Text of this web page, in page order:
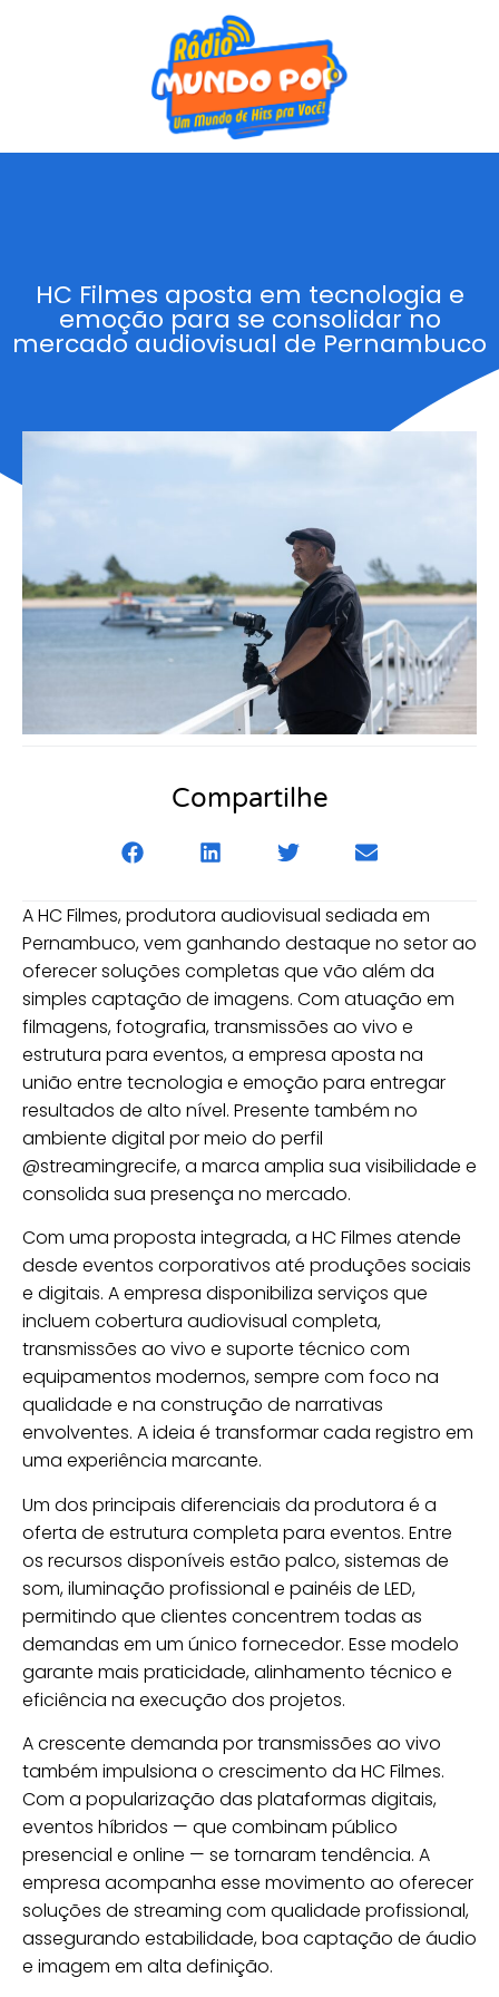
HC Filmes aposta em tecnologia e
emoção para se consolidar no
mercado audiovisual de Pernambuco
Compartilhe
A HC Filmes, produtora audiovisual sediada em
Pernambuco, vem ganhando destaque no setor ao
oferecer soluções completas que vão além da
simples captação de imagens. Com atuação em
filmagens, fotografia, transmissões ao vivo e
estrutura para eventos, a empresa aposta na
união entre tecnologia e emoção para entregar
resultados de alto nível. Presente também no
ambiente digital por meio do perfil
@streamingrecife, a marca amplia sua visibilidade e
consolida sua presença no mercado.
Com uma proposta integrada, a HC Filmes atende
desde eventos corporativos até produções sociais
e digitais. A empresa disponibiliza serviços que
incluem cobertura audiovisual completa,
transmissões ao vivo e suporte técnico com
equipamentos modernos, sempre com foco na
qualidade e na construção de narrativas
envolventes. A ideia é transformar cada registro em
uma experiência marcante.
Um dos principais diferenciais da produtora é a
oferta de estrutura completa para eventos. Entre
os recursos disponíveis estão palco, sistemas de
som, iluminação profissional e painéis de LED,
permitindo que clientes concentrem todas as
demandas em um único fornecedor. Esse modelo
garante mais praticidade, alinhamento técnico e
eficiência na execução dos projetos.
A crescente demanda por transmissões ao vivo
também impulsiona o crescimento da HC Filmes.
Com a popularização das plataformas digitais,
eventos híbridos — que combinam público
presencial e online — se tornaram tendência. A
empresa acompanha esse movimento ao oferecer
soluções de streaming com qualidade profissional,
assegurando estabilidade, boa captação de áudio
e imagem em alta definição.